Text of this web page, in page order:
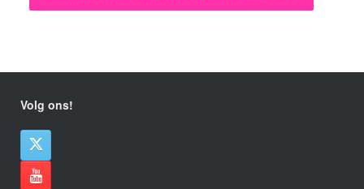
Volg ons!